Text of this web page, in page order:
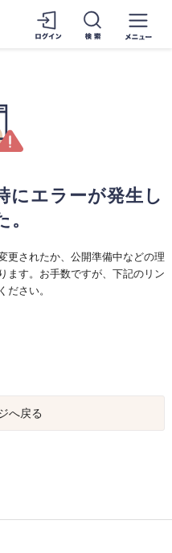
にエラーが発生し
更されたか、公開準備中などの理
ます。お手数ですが、下記のリン
ださい。
へ戻る